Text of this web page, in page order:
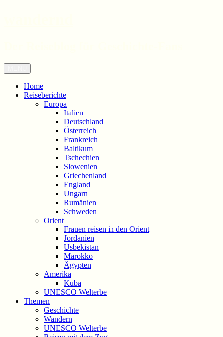
Zum
Inhalt
springen
Home
Reiseberichte
Europa
Italien
Deutschland
Österreich
Frankreich
Baltikum
Tschechien
Slowenien
Griechenland
England
Ungarn
Rumänien
Schweden
Orient
Frauen reisen in den Orient
Jordanien
Usbekistan
Marokko
Ägypten
Amerika
Kuba
UNESCO Welterbe
Themen
Geschichte
Wandern
UNESCO Welterbe